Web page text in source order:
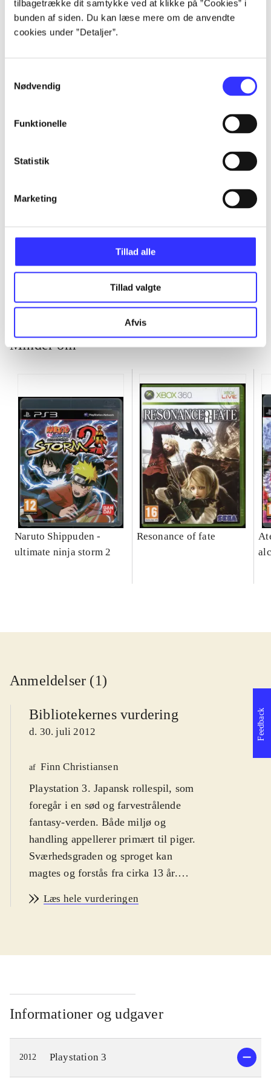
tilbagetrække dit samtykke ved at klikke på ”Cookies” i
bunden af siden. Du kan læse mere om de anvendte
cookies under ”Detaljer”.
Nødvendig
Funktionelle
Statistik
Marketing
Tillad alle
Tillad valgte
Afvis
Minder om
Naruto Shippuden -
ultimate ninja storm 2
Resonance of fate
Anmeldelser (1)
Bibliotekernes vurdering
d. 30. juli 2012
af Finn Christiansen
Playstation 3. Japansk rollespil, som
foregår i en sød og farvestrålende
fantasy-verden. Både miljø og
handling appellerer primært til piger.
Sværhedsgraden og sproget kan
magtes og forstås fra cirka 13 år.
og grimt sprog. Ikonerne er i dén
Atelier-serie, og det tredje som er
Gameplay er i store træk meget
lignende forgængeren i serien,
Atelier Totori - the adventurer of
Arland. Hovedpersonen i
nærværende spil er prinsessen
Meruru, som egentlig ikke gider være
Læs hele vurderingen
Informationer og udgaver
2012 Playstation 3
Feedback